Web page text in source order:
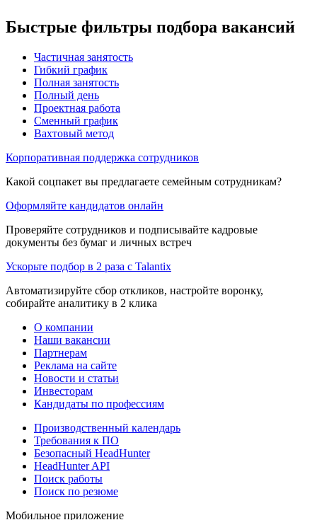
Быстрые фильтры подбора вакансий
Частичная занятость
Гибкий график
Полная занятость
Полный день
Проектная работа
Сменный график
Вахтовый метод
Корпоративная поддержка сотрудников
Какой соцпакет вы предлагаете семейным сотрудникам?
Оформляйте кандидатов онлайн
Проверяйте сотрудников и подписывайте кадровые
документы без бумаг и личных встреч
Ускорьте подбор в 2 раза с Talantix
Автоматизируйте сбор откликов, настройте воронку,
собирайте аналитику в 2 клика
О компании
Наши вакансии
Партнерам
Реклама на сайте
Новости и статьи
Инвесторам
Кандидаты по профессиям
Производственный календарь
Требования к ПО
Безопасный HeadHunter
HeadHunter API
Поиск работы
Поиск по резюме
Мобильное приложение